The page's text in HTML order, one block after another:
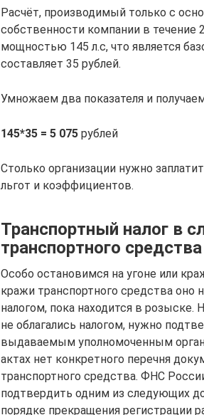
Расчёт, производимый только с
собственности компании в течение
мощностью 145 л.с, что является
составляет 35 рублей.
Умножаем два показателя и
145*35 = 5 075 рублей
Столько организации нужно
льгот и коэффициентов.
Транспортный налог в
транспортного средства
Особо остановимся на угоне или
кражи транспортного средства
налогом, пока находится в
не облагались налогом, нужно
выдаваемым уполномоченным
актах нет конкретного перечня
транспортного средства. ФНС
подтвердить одним из следующих
порядке прекращения регистрации